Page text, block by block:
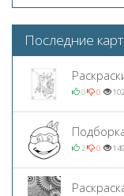
Последние
0 0
2 0